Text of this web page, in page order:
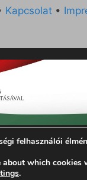
Kapcsolat •
hetilap 2014.
KCP-14-P-
3 000 000 Ft
felhasználói
which cookies
.